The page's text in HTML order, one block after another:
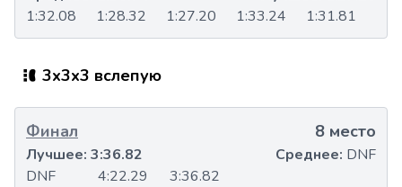
1:32.08 1:28.32 1:27.20 1:33.24 1:31.81
3x3x3 вслепую
Финал 8 место
DNF 4:22.29 3:36.82
Лучшее: 3:36.82 Среднее: DNF